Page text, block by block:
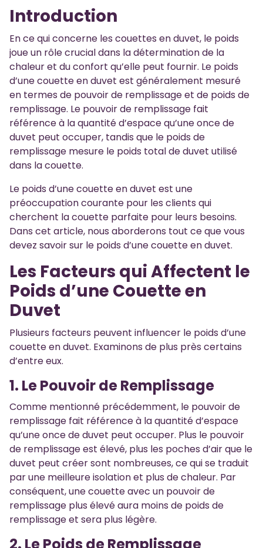
Introduction
En ce qui concerne les couettes en duvet, le poids
joue un rôle crucial dans la détermination de la
chaleur et du confort qu’elle peut fournir. Le poids
d’une couette en duvet est généralement mesuré
en termes de pouvoir de remplissage et de poids de
remplissage. Le pouvoir de remplissage fait
référence à la quantité d’espace qu’une once de
duvet peut occuper, tandis que le poids de
remplissage mesure le poids total de duvet utilisé
dans la couette.
Le poids d’une couette en duvet est une
préoccupation courante pour les clients qui
cherchent la couette parfaite pour leurs besoins.
Dans cet article, nous aborderons tout ce que vous
devez savoir sur le poids d’une couette en duvet.
Les Facteurs qui Affectent le
Poids d’une Couette en
Duvet
Plusieurs facteurs peuvent influencer le poids d’une
couette en duvet. Examinons de plus près certains
d’entre eux.
1. Le Pouvoir de Remplissage
Comme mentionné précédemment, le pouvoir de
remplissage fait référence à la quantité d’espace
qu’une once de duvet peut occuper. Plus le pouvoir
de remplissage est élevé, plus les poches d’air que le
duvet peut créer sont nombreuses, ce qui se traduit
par une meilleure isolation et plus de chaleur. Par
conséquent, une couette avec un pouvoir de
remplissage plus élevé aura moins de poids de
remplissage et sera plus légère.